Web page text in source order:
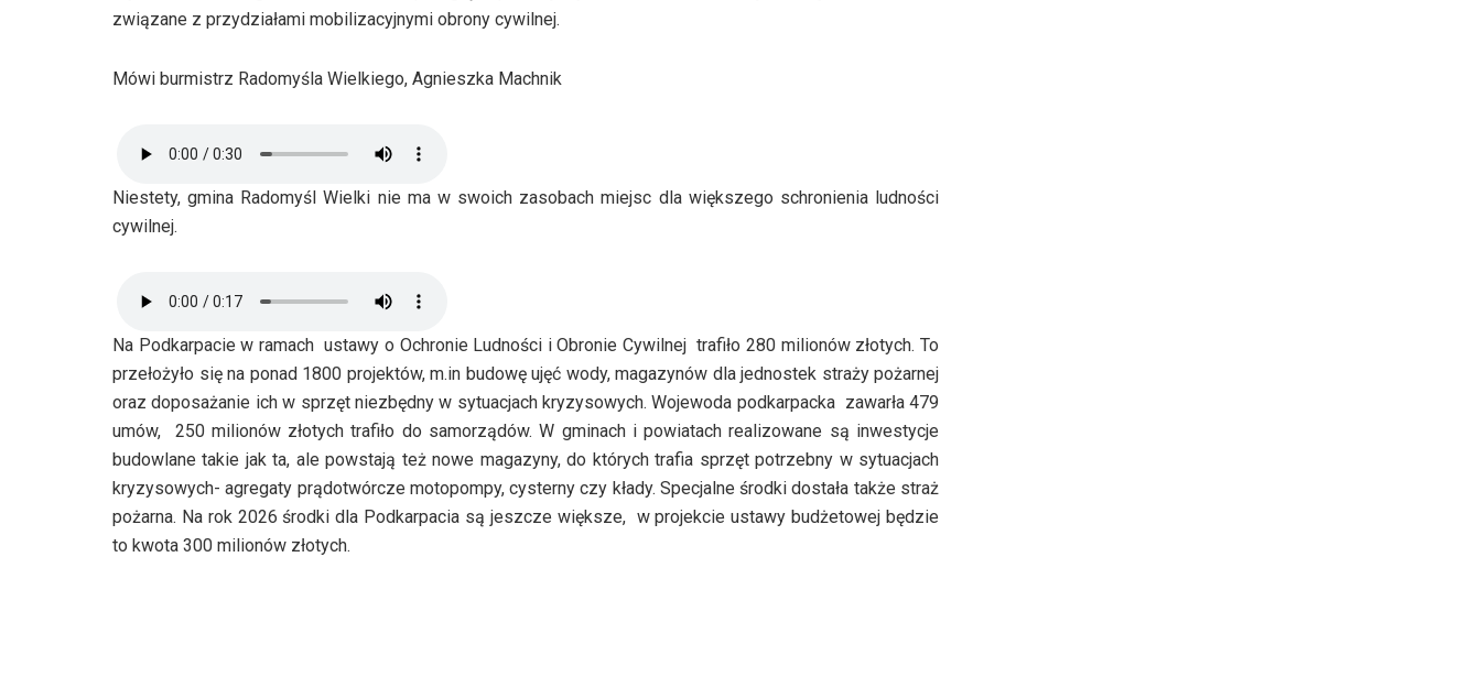
związane z przydziałami mobilizacyjnymi obrony cywilnej.
Mówi burmistrz Radomyśla Wielkiego, Agnieszka Machnik
Niestety, gmina Radomyśl Wielki nie ma w swoich zasobach miejsc dla większego schronienia ludności
cywilnej.
Na Podkarpacie w ramach ustawy o Ochronie Ludności i Obronie Cywilnej trafiło 280 milionów złotych. To
przełożyło się na ponad 1800 projektów, m.in budowę ujęć wody, magazynów dla jednostek straży pożarnej
oraz doposażanie ich w sprzęt niezbędny w sytuacjach kryzysowych. Wojewoda podkarpacka zawarła 479
umów, 250 milionów złotych trafiło do samorządów. W gminach i powiatach realizowane są inwestycje
budowlane takie jak ta, ale powstają też nowe magazyny, do których trafia sprzęt potrzebny w sytuacjach
kryzysowych- agregaty prądotwórcze motopompy, cysterny czy kłady. Specjalne środki dostała także straż
pożarna. Na rok 2026 środki dla Podkarpacia są jeszcze większe, w projekcie ustawy budżetowej będzie
to kwota 300 milionów złotych.